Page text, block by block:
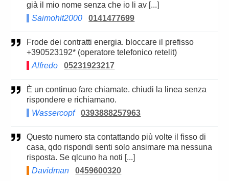
già il mio nome senza che io li av [...]
Saimohit2000
0141477699
Frode dei contratti energia. bloccare il prefisso
+390523192* (operatore telefonico retelit)
Alfredo
05231923217
È un continuo fare chiamate. chiudi la linea senza
rispondere e richiamano.
Wassercopf
0393888257963
Questo numero sta contattando più volte il fisso di
casa, qdo rispondi senti solo ansimare ma nessuna
risposta. Se qlcuno ha noti [...]
Davidman
0459600320